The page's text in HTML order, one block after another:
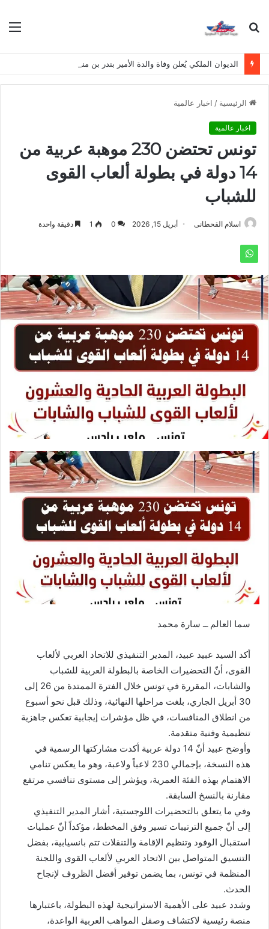
بحث
الرئيسية / اخبار عالمية
اخبار عالمية
تونس تحتضن 230 موهبة عربية من
14 دولة في بطولة ألعاب القوى
للشباب
اسلام القحطانى أبريل 15, 2026 0
1 دقيقة واحدة
سما العالم ــ سارة محمد
أكد السيد عبيد عبيد، المدير التنفيذي للاتحاد العربي لألعاب
القوى، أنّ التحضيرات الخاصة بالبطولة العربية للشباب
والشابات، المقررة في تونس خلال الفترة الممتدة من 26 إلى
30 أبريل الجاري، بلغت مراحلها النهائية، وذلك قبل نحو أسبوع
من انطلاق المنافسات، في ظل مؤشرات إيجابية تعكس جاهزية
تنظيمية وفنية متقدمة.
وأوضح عبيد أنّ 14 دولة عربية أكدت مشاركتها الرسمية في
هذه النسخة، بإجمالي 230 لاعباً ولاعبة، وهو ما يعكس تنامي
الاهتمام بهذه الفئة العمرية، ويؤشر إلى مستوى تنافسي مرتفع
مقارنة بالنسخ السابقة.
وفي ما يتعلق بالتحضيرات اللوجستية، أشار المدير التنفيذي
إلى أنّ جميع الترتيبات تسير وفق المخطط، مؤكداً أنّ عمليات
استقبال الوفود وتنظيم الإقامة والتنقلات تتم بانسيابية، بفضل
التنسيق المتواصل بين الاتحاد العربي لألعاب القوى واللجنة
المنظمة في تونس، بما يضمن توفير أفضل الظروف لإنجاح
الحدث.
وشدد عبيد على الأهمية الاستراتيجية لهذه البطولة، باعتبارها
منصة رئيسية لاكتشاف وصقل المواهب العربية الواعدة،